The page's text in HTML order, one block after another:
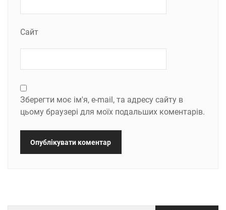
Сайт
Зберегти моє ім'я, e-mail, та адресу сайту в
цьому браузері для моїх подальших коментарів.